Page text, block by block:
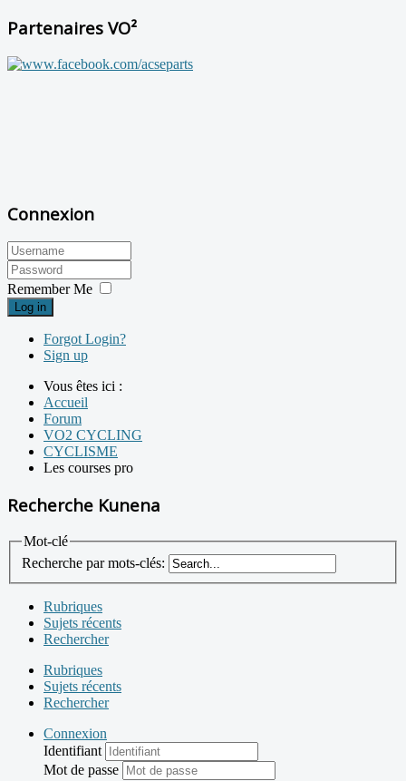
Partenaires VO²
Connexion
Remember Me
Log in
Forgot Login?
Sign up
Vous êtes ici :
Accueil
Forum
VO2 CYCLING
CYCLISME
Les courses pro
Recherche Kunena
Mot-clé
Recherche par mots-clés:
Rubriques
Sujets récents
Rechercher
Rubriques
Sujets récents
Rechercher
Connexion
Identifiant
Mot de passe